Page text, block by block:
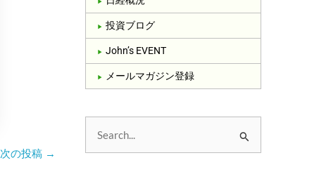
次の投稿 →
投資ブログ
John’s EVENT
メールマガジン登録